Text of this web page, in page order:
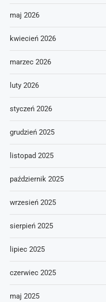
maj 2026
kwiecień 2026
marzec 2026
luty 2026
styczeń 2026
grudzień 2025
listopad 2025
październik 2025
wrzesień 2025
sierpień 2025
lipiec 2025
czerwiec 2025
maj 2025